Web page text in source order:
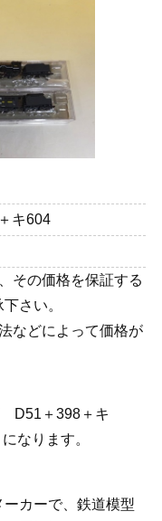
キ604
その価格を保証する
さい。
などによって価格が
D51＋398＋キ
なります。
カーで、鉄道模型